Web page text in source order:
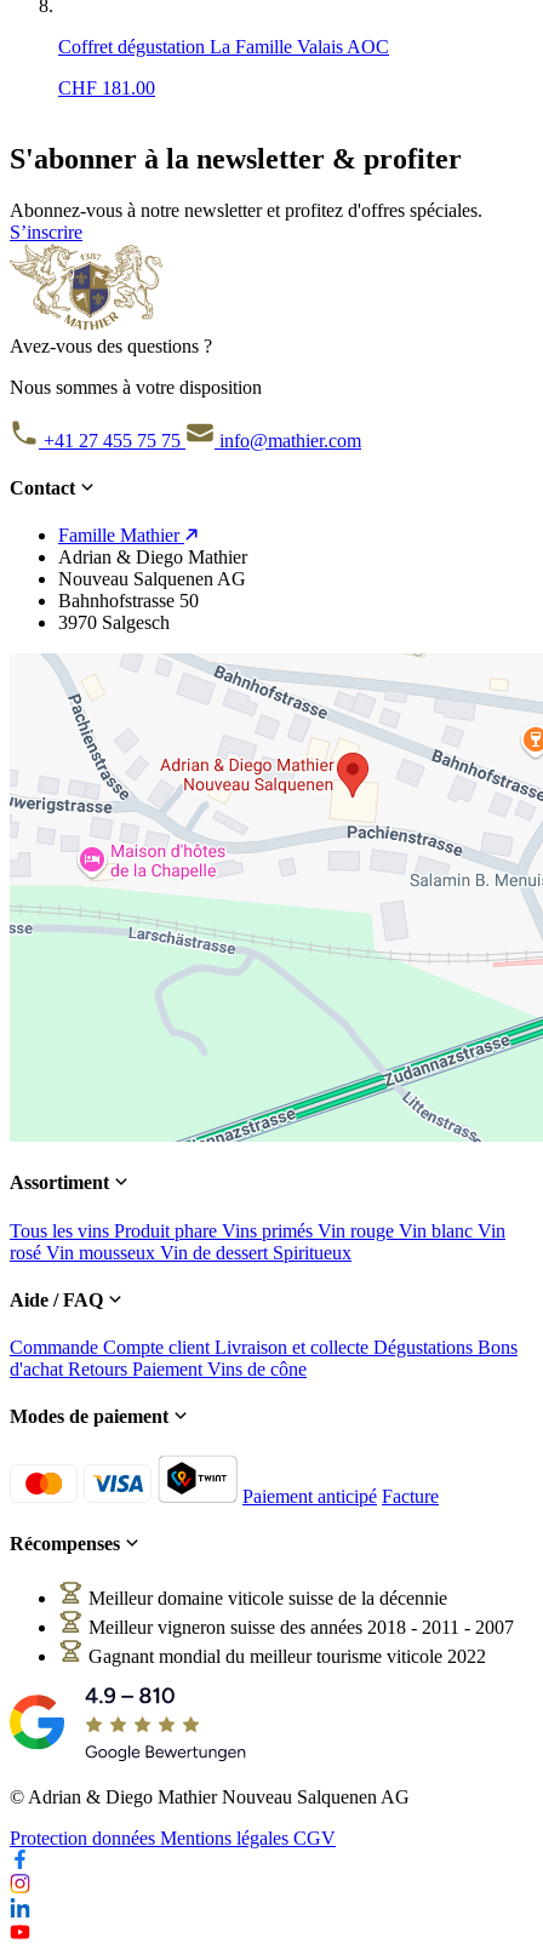
Coffret dégustation La Famille Valais AOC
CHF 181.00
S'abonner à la newsletter & profiter
Abonnez-vous à notre newsletter et profitez d'offres spéciales.
S’inscrire
Avez-vous des questions ?
Nous sommes à votre disposition
+41 27 455 75 75 info@mathier.com
Contact
Famille Mathier
Adrian & Diego Mathier
Nouveau Salquenen AG
Bahnhofstrasse 50
3970 Salgesch
Assortiment
Tous les vins Produit phare Vins primés Vin rouge Vin blanc Vin
rosé Vin mousseux Vin de dessert Spiritueux
Aide / FAQ
Commande Compte client Livraison et collecte Dégustations Bons
d'achat Retours Paiement Vins de cône
Modes de paiement
Paiement anticipé Facture
Récompenses
Meilleur domaine viticole suisse de la décennie
Meilleur vigneron suisse des années 2018 - 2011 - 2007
Gagnant mondial du meilleur tourisme viticole 2022
© Adrian & Diego Mathier Nouveau Salquenen AG
Protection données Mentions légales CGV